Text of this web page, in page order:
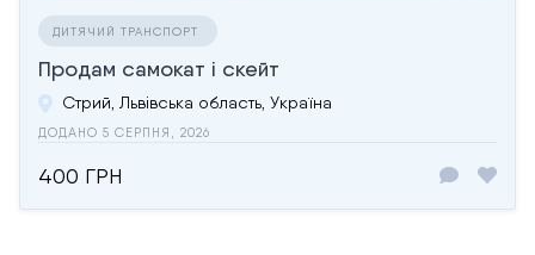
ДИТЯЧИЙ ТРАНСПОРТ
Продам самокат і скейт
Стрий, Львівська область, Україна
ДОДАНО 5 СЕРПНЯ, 2026
400 ГРН